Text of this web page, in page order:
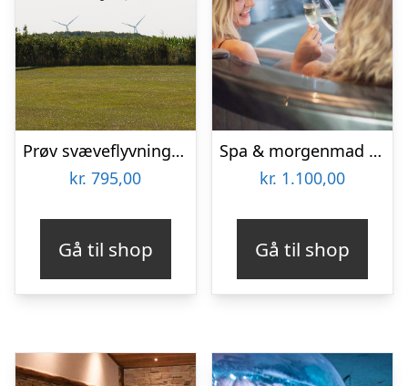
Prøv svæveflyvning hos Viborg Svæveflyveklub
kr. 795,00
Gå til shop
Spa & morgenmad for 2 hos Hotel BramslevGaard
kr. 1.100,00
Gå til shop